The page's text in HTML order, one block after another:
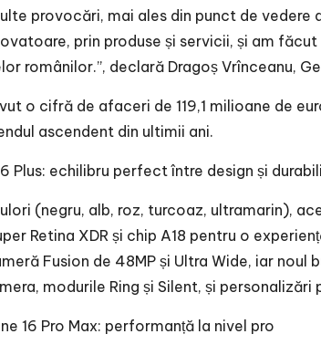
provocări, mai ales din punct de vedere
prin produse și servicii, și am
românilor.”, declară Dragoș Vrînceanu,
o cifră de afaceri de 119,1 milioane de
ascendent din ultimii ani.
Plus: echilibru perfect între design și
(negru, alb, roz, turcoaz, ultramarin),
Retina XDR și chip A18 pentru o
Fusion de 48MP și Ultra Wide, iar
modurile Ring și Silent, și personalizări
16 Pro Max: performanță la nivel pro